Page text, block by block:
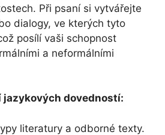
Při psaní si vytvářejte
dialogy, ve kterých tyto
posílí vaši schopnost
a neformálními
jazykových dovedností:
literatury a odborné texty.